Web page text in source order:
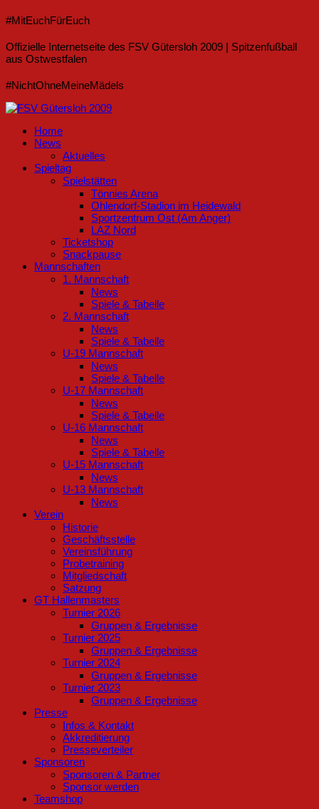
#MitEuchFürEuch
Offizielle Internetseite des FSV Gütersloh 2009 | Spitzenfußball
aus Ostwestfalen
#NichtOhneMeineMädels
Home
News
Aktuelles
Spieltag
Spielstätten
Tönnies Arena
Ohlendorf-Stadion im Heidewald
Sportzentrum Ost (Am Anger)
LAZ Nord
Ticketshop
Snackpause
Mannschaften
1. Mannschaft
News
Spiele & Tabelle
2. Mannschaft
News
Spiele & Tabelle
U-19 Mannschaft
News
Spiele & Tabelle
U-17 Mannschaft
News
Spiele & Tabelle
U-16 Mannschaft
News
Spiele & Tabelle
U-15 Mannschaft
News
U-13 Mannschaft
News
Verein
Historie
Geschäftsstelle
Vereinsführung
Probetraining
Mitgliedschaft
Satzung
GT Hallenmasters
Turnier 2026
Gruppen & Ergebnisse
Turnier 2025
Gruppen & Ergebnisse
Turnier 2024
Gruppen & Ergebnisse
Turnier 2023
Gruppen & Ergebnisse
Presse
Infos & Kontakt
Akkreditierung
Presseverteiler
Sponsoren
Sponsoren & Partner
Sponsor werden
Teamshop